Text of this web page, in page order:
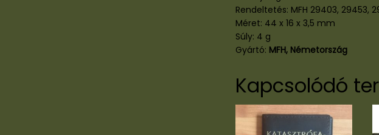
Rendeltetés: MFH 29403, 29453,
Méret: 44 x 16 x 3,5 mm
Súly: 4 g
Gyártó: MFH, Németország
Kapcsolódó